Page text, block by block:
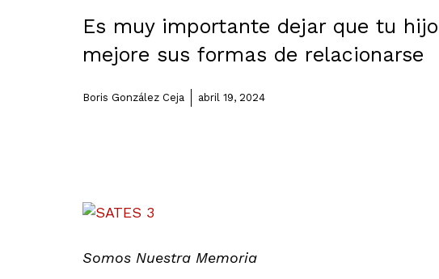
Es muy importante dejar que tu
mejore sus formas de relacionarse
Boris González Ceja abril 19, 2024
Somos Nuestra Memoria